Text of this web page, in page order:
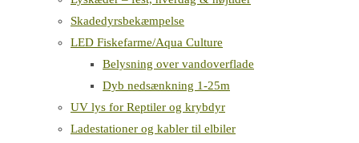
Skadedyrsbekæmpelse
LED Fiskefarme/Aqua Culture
Belysning over vandoverflade
Dyb nedsænkning 1-25m
UV lys for Reptiler og krybdyr
Ladestationer og kabler til elbiler